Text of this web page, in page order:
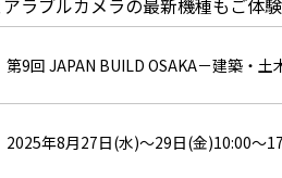
ラブルカメラの最新機種もご体
第9回 JAPAN BUILD OSAKA－建築・
2025年8月27日(水)～29日(金)10:00～